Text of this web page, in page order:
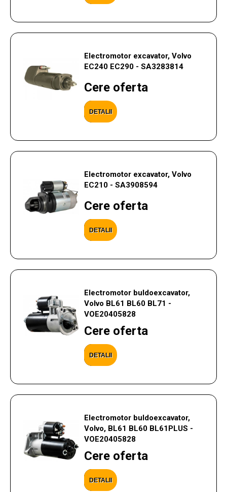
Electromotor excavator, Volvo
EC240 EC290 - SA3283814
Cere oferta
DETALII
Electromotor excavator, Volvo
EC210 - SA3908594
Cere oferta
DETALII
Electromotor buldoexcavator,
Volvo BL61 BL60 BL71 -
VOE20405828
Cere oferta
DETALII
Electromotor buldoexcavator,
Volvo, BL61 BL60 BL61PLUS -
VOE20405828
Cere oferta
DETALII